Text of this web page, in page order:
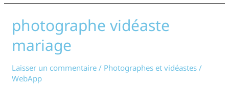
photographe vidéaste
mariage
Laisser un commentaire / Photographes et vidéastes /
WebApp
photographe
vidéaste
mariage